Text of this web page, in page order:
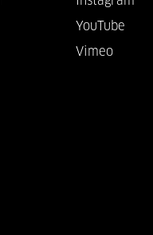
YouTube
Vimeo